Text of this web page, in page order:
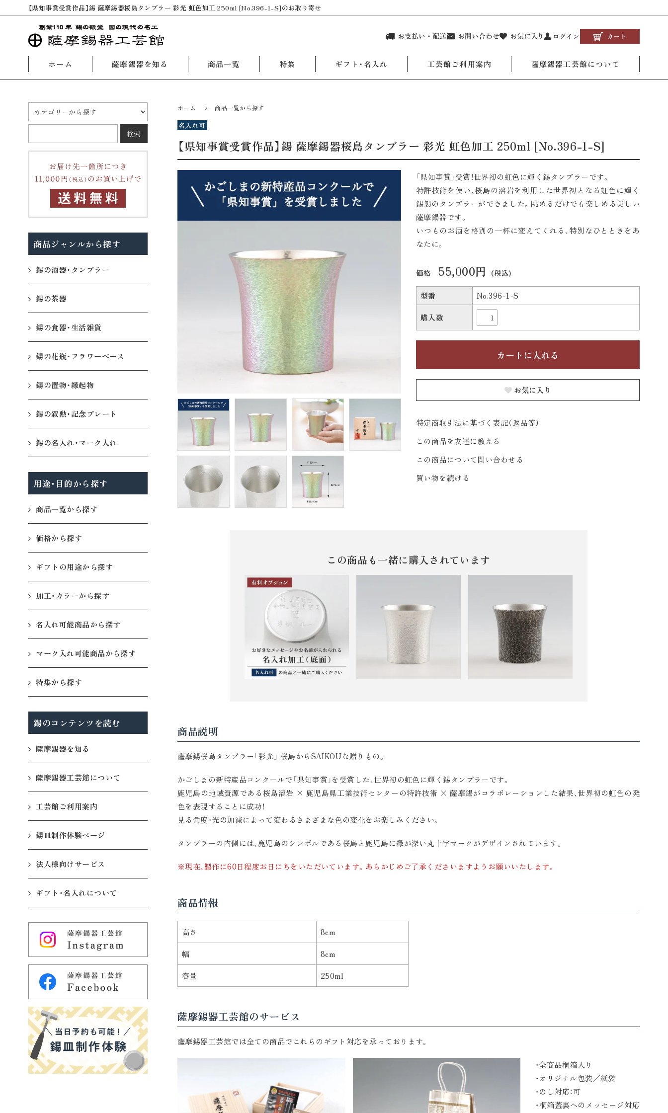
【県知事賞受賞作品】錫 薩摩錫器桜島タンブラー 彩光 虹色加工 250ml [No.396-1-S]のお取り寄せ
ホーム 薩摩錫器を知る 商品一覧 特集 ギフト・名入れ 工芸館ご利用案内 薩摩錫器工芸館について
ホーム 商品一覧から探す
【県知事賞受賞作品】錫 薩摩錫器桜島タンブラー 彩光 虹色加工 250ml [No.396-1-S]
「県知事賞」受賞！世界初の虹色に輝く錫タンブラーです。
特許技術を使い、桜島の溶岩を利用した世界初となる虹色に輝く
錫製のタンブラーができました。眺めるだけでも楽しめる美しい
薩摩錫器です。
いつものお酒を格別の一杯に変えてくれる、特別なひとときをあ
なたに。
価格 55,000円 (税込)
型番 No.396-1-S
購入数
お気に入り
特定商取引法に基づく表記（返品等）
この商品を友達に教える
この商品について問い合わせる
買い物を続ける
この商品も一緒に購入されています
商品説明
薩摩錫桜島タンブラー「彩光」 桜島からSAIKOUな贈りもの。
かごしまの新特産品コンクールで「県知事賞」を受賞した、世界初の虹色に輝く錫タンブラーです。
鹿児島の地域資源である桜島溶岩 × 鹿児島県工業技術センターの特許技術 × 薩摩錫がコラボレーションした結果、世界初の虹色の発
色を表現することに成功！
見る角度・光の加減によって変わるさまざまな色の変化をお楽しみください。
タンブラーの内側には、鹿児島のシンボルである桜島と鹿児島に縁が深い丸十字マークがデザインされています。
※現在、製作に60日程度お日にちをいただいています。あらかじめご了承くださいますようお願いいたします。
商品情報
高さ 8cm
幅 8cm
容量 250ml
薩摩錫器工芸館のサービス
薩摩錫器工芸館では全ての商品でこれらのギフト対応を承っております。
・全商品桐箱入り
・オリジナル包装／紙袋
・のし対応：可
・桐箱蓋裏へのメッセージ対応
商品ジャンルから探す
錫の酒器・タンブラー
錫の茶器
錫の食器・生活雑貨
錫の花瓶・フラワーベース
錫の置物・縁起物
錫の叙勲・記念プレート
錫の名入れ・マーク入れ
用途・目的から探す
商品一覧から探す
価格から探す
ギフトの用途から探す
加工・カラーから探す
名入れ可能商品から探す
マーク入れ可能商品から探す
特集から探す
錫のコンテンツを読む
薩摩錫器を知る
薩摩錫器工芸館について
工芸館ご利用案内
錫皿制作体験ページ
法人様向けサービス
ギフト・名入れについて